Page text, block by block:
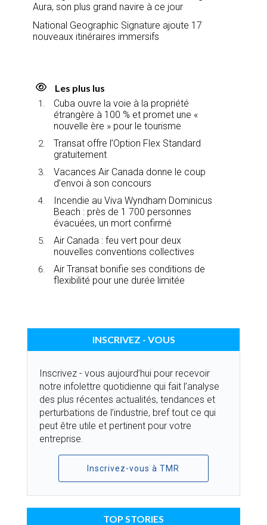
Aura, son plus grand navire à ce jour
National Geographic Signature ajoute 17
nouveaux itinéraires immersifs
Les plus lus
Cuba ouvre la voie à la propriété
étrangère à 100 % et promet une «
nouvelle ère » pour le tourisme
Transat offre l’Option Flex Standard
gratuitement
Vacances Air Canada donne le coup
d’envoi à son concours
Incendie au Viva Wyndham Dominicus
Beach : près de 1 700 personnes
évacuées, un mort confirmé
Air Canada : feu vert pour deux
nouvelles conventions collectives
Air Transat bonifie ses conditions de
flexibilité pour une durée limitée
INSCRIVEZ - VOUS
Inscrivez - vous aujourd’hui pour recevoir
notre infolettre quotidienne qui fait l’analyse
des plus récentes actualités, tendances et
perturbations de l’industrie, bref tout ce qui
peut être utile et pertinent pour votre
entreprise.
Inscrivez-vous à TMR
TOP STORIES